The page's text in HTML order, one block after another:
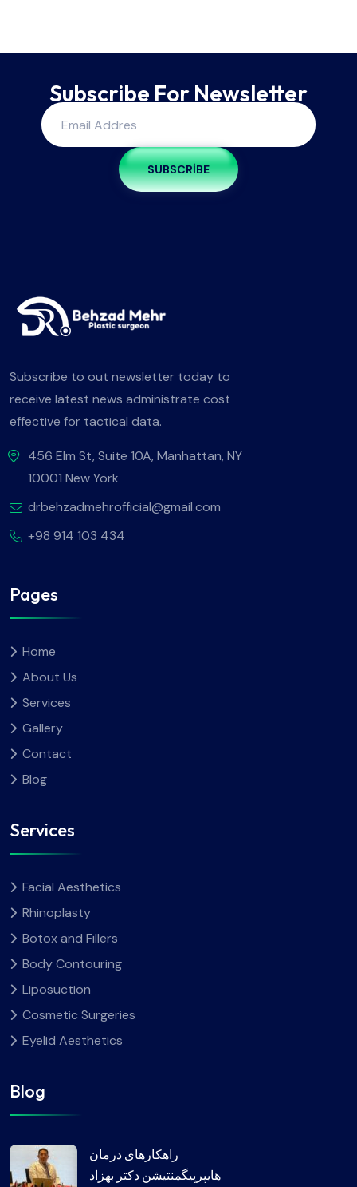
Subscribe For Newsletter
SUBSCRIBE
Subscribe to out newsletter today to
receive latest news administrate cost
effective for tactical data.
456 Elm St, Suite 10A, Manhattan, NY
10001 New York
drbehzadmehrofficial@gmail.com
+98 914 103 434
Pages
Home
About Us
Services
Gallery
Contact
Blog
Services
Facial Aesthetics
Rhinoplasty
Botox and Fillers
Body Contouring
Liposuction
Cosmetic Surgeries
Eyelid Aesthetics
Blog
راهکارهای درمان
هایپرپیگمنتیشن دکتر بهزاد